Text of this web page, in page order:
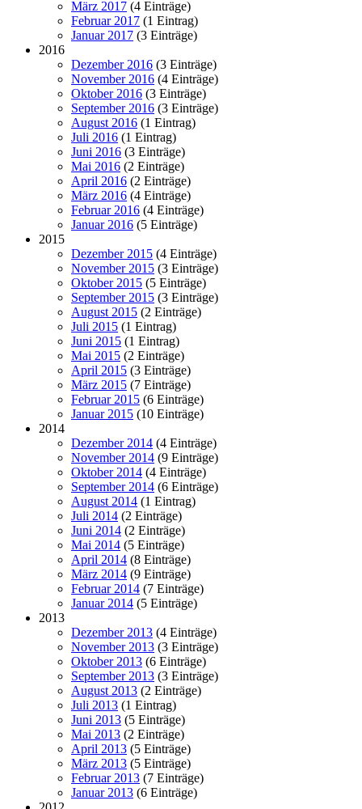
März 2017 (4 Einträge)
Februar 2017 (1 Eintrag)
Januar 2017 (3 Einträge)
2016
Dezember 2016 (3 Einträge)
November 2016 (4 Einträge)
Oktober 2016 (3 Einträge)
September 2016 (3 Einträge)
August 2016 (1 Eintrag)
Juli 2016 (1 Eintrag)
Juni 2016 (3 Einträge)
Mai 2016 (2 Einträge)
April 2016 (2 Einträge)
März 2016 (4 Einträge)
Februar 2016 (4 Einträge)
Januar 2016 (5 Einträge)
2015
Dezember 2015 (4 Einträge)
November 2015 (3 Einträge)
Oktober 2015 (5 Einträge)
September 2015 (3 Einträge)
August 2015 (2 Einträge)
Juli 2015 (1 Eintrag)
Juni 2015 (1 Eintrag)
Mai 2015 (2 Einträge)
April 2015 (3 Einträge)
März 2015 (7 Einträge)
Februar 2015 (6 Einträge)
Januar 2015 (10 Einträge)
2014
Dezember 2014 (4 Einträge)
November 2014 (9 Einträge)
Oktober 2014 (4 Einträge)
September 2014 (6 Einträge)
August 2014 (1 Eintrag)
Juli 2014 (2 Einträge)
Juni 2014 (2 Einträge)
Mai 2014 (5 Einträge)
April 2014 (8 Einträge)
März 2014 (9 Einträge)
Februar 2014 (7 Einträge)
Januar 2014 (5 Einträge)
2013
Dezember 2013 (4 Einträge)
November 2013 (3 Einträge)
Oktober 2013 (6 Einträge)
September 2013 (3 Einträge)
August 2013 (2 Einträge)
Juli 2013 (1 Eintrag)
Juni 2013 (5 Einträge)
Mai 2013 (2 Einträge)
April 2013 (5 Einträge)
März 2013 (5 Einträge)
Februar 2013 (7 Einträge)
Januar 2013 (6 Einträge)